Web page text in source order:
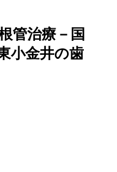
管治療－国
小金井の歯